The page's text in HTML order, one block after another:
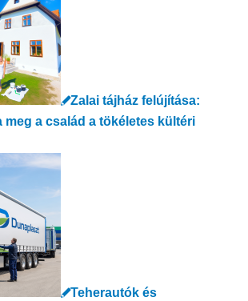
Zalai tájház felújítása:
meg a család a tökéletes kültéri
Teherautók és